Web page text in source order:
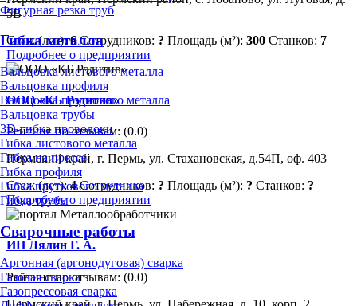
Фигурная резка труб
Гибка металла
Вальцовка листового металла
Вальцовка профиля
Вальцовка пруткового металла
Вальцовка трубы
3D-гибка проволоки
Гибка листового металла
Гибка на прессе
Гибка профиля
Гибка пруткового металла
Гибка трубы
Сварочные работы
Аргонная (аргонодуговая) сварка
Газовая сварка
Газопрессовая сварка
5В
Стаж (лет):6 Сотрудников: ? Площадь (м²): 300 Станков: 7
Подробнее о предприятии
ООО «КБ Рэдитив»
Рейтинг по отзывам: (0.0)
Пермский край, г. Пермь, ул. Стахановская, д.54П, оф. 403
Стаж (лет):4 Сотрудников: ? Площадь (м²): ? Станков: ?
Подробнее о предприятии
ИП Лялин Г. А.
Рейтинг по отзывам: (0.0)